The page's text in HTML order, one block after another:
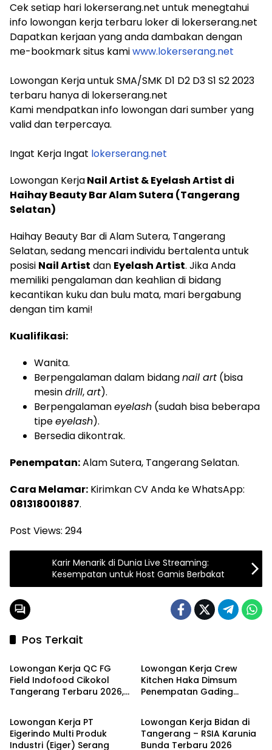
Cek setiap hari lokerserang.net untuk menegtahui
info lowongan kerja terbaru loker di lokerserang.net
Dapatkan kerjaan yang anda dambakan dengan
me-bookmark situs kamiwww.lokerserang.net
Lowongan Kerja untuk SMA/SMK D1 D2 D3 S1 S2 2023
terbaru hanya di lokerserang.net
Kami mendpatkan info lowongan dari sumber yang
valid dan terpercaya.
Ingat Kerja Ingat lokerserang.net
Lowongan KerjaNail Artist & Eyelash Artist di
Haihay Beauty Bar Alam Sutera (Tangerang
Selatan)
Haihay Beauty Bar di Alam Sutera, Tangerang
Selatan, sedang mencari individu bertalenta untuk
posisi Nail Artist dan Eyelash Artist. Jika Anda
memiliki pengalaman dan keahlian di bidang
kecantikan kuku dan bulu mata, mari bergabung
dengan tim kami!
Kualifikasi:
Wanita.
Berpengalaman dalam bidangnail art (bisa
mesindrill,art).
Berpengalamaneyelash (sudah bisa beberapa
tipeeyelash).
Bersedia dikontrak.
Penempatan:Alam Sutera, Tangerang Selatan.
Cara Melamar: Kirimkan CV Anda ke WhatsApp:
081318001887.
Post Views: 294
Karir Menarik di Dunia Live Streaming:
Kesempatan untuk Host Gamis Berbakat
Pos Terkait
LOKER TANGERANG
Lowongan Kerja QC FG
Field Indofood Cikokol
Tangerang Terbaru 2026,
Lowongan Kerja Crew
Kitchen Haka Dimsum
Penempatan Gading
LOKER PT
Lowongan Kerja PT
Eigerindo Multi Produk
Industri (Eiger) Serang
LOKER TANGERANG
Lowongan Kerja Bidan di
Tangerang – RSIA Karunia
Bunda Terbaru 2026